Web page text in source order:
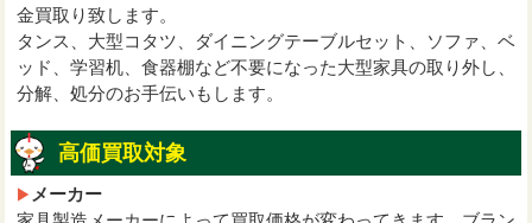
金買取り致します。
タンス、大型コタツ、ダイニングテーブルセット、ソファ、ベ
ッド、学習机、食器棚など不要になった大型家具の取り外し、
分解、処分のお手伝いもします。
高価買取対象
メーカー